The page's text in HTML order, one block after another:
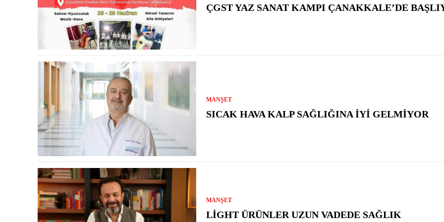
ÇGST YAZ SANAT KAMPI ÇANAKKALE’DE
MANŞET
SICAK HAVA KALP SAĞLIĞINA İYI GELMIYOR
MANŞET
LIGHT ÜRÜNLER UZUN VADEDE SAĞLIK